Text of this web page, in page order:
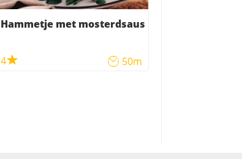
Hammetje met mosterdsaus
4 50m